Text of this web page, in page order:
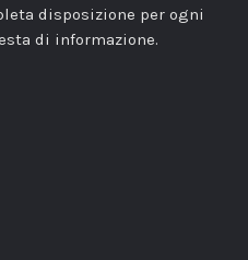
disposizione per ogni
di informazione.